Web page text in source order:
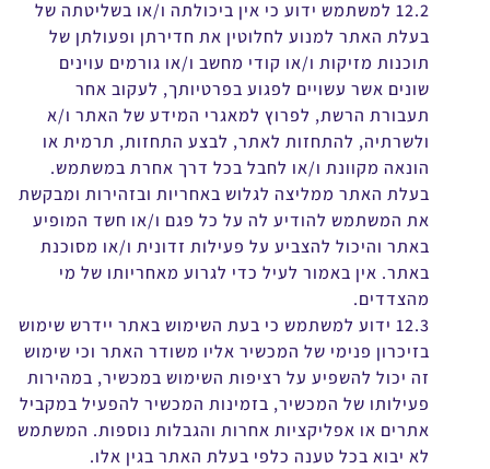
12.2 למשתמש ידוע כי אין ביכולתה ו/או בשליטתה של
בעלת האתר למנוע לחלוטין את חדירתן ופעולתן של
תוכנות מזיקות ו/או קודי מחשב ו/או גורמים עוינים
שונים אשר עשויים לפגוע בפרטיותך, לעקוב אחר
תעבורת הרשת, לפרוץ למאגרי המידע של האתר ו/א
ולשרתיה, להתחזות לאתר, לבצע התחזות, תרמית או
הונאה מקוונת ו/או לחבל בכל דרך אחרת במשתמש.
בעלת האתר ממליצה לגלוש באחריות ובזהירות ומבקשת
את המשתמש להודיע לה על כל פגם ו/או חשד המופיע
באתר והיכול להצביע על פעילות זדונית ו/או מסוכנת
באתר. אין באמור לעיל כדי לגרוע מאחריותו של מי
מהצדדים.
12.3 ידוע למשתמש כי בעת השימוש באתר יידרש שימוש
בזיכרון פנימי של המכשיר אליו משודר האתר וכי שימוש
זה יכול להשפיע על רציפות השימוש במכשיר, במהירות
פעילותו של המכשיר, בזמינות המכשיר להפעיל במקביל
אתרים או אפליקציות אחרות והגבלות נוספות. המשתמש
לא יבוא בכל טענה כלפי בעלת האתר בגין אלו.